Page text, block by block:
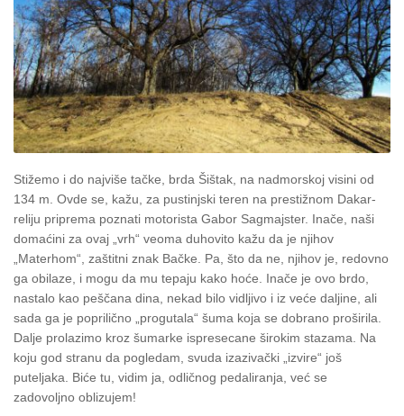
Stižemo i do najviše tačke, brda Šištak, na nadmorskoj visini od
134 m. Ovde se, kažu, za pustinjski teren na prestižnom Dakar-
reliju priprema poznati motorista Gabor Sagmajster. Inače, naši
domaćini za ovaj „vrh“ veoma duhovito kažu da je njihov
„Materhom“, zaštitni znak Bačke. Pa, što da ne, njihov je, redovno
ga obilaze, i mogu da mu tepaju kako hoće. Inače je ovo brdo,
nastalo kao peščana dina, nekad bilo vidljivo i iz veće daljine, ali
sada ga je poprilično „progutala“ šuma koja se dobrano proširila.
Dalje prolazimo kroz šumarke ispresecane širokim stazama. Na
koju god stranu da pogledam, svuda izazivački „izvire“ još
puteljaka. Biće tu, vidim ja, odličnog pedaliranja, već se
zadovoljno oblizujem!